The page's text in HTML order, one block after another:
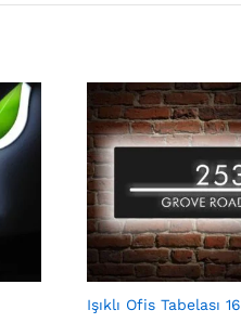
Işıklı Ofis Tabelası 16